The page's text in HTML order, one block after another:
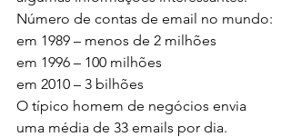
Número de contas de email no mundo:
em 1989 – menos de 2 milhões
em 1996 – 100 milhões
em 2010 – 3 bilhões
O típico homem de negócios envia
uma média de 33 emails por dia.